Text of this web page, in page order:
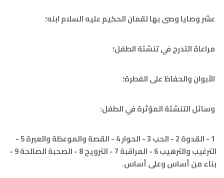
وصى بها لقمان الحكيم عليه السلام ابنه؛
التدرج في تنشئة الطفل؛
والحفاظ على الفطرة؛
المؤثرة في الطفل:
1 - القدوة 2 - الحب 3 - الحوار 4 - القصة والموعظة والعبرة 5 -
الترغيب والترهيب 6 - المراقبة 7 - الترويح 8 - الصحبة الصالحة 9 -
أساس وعلى أساس.